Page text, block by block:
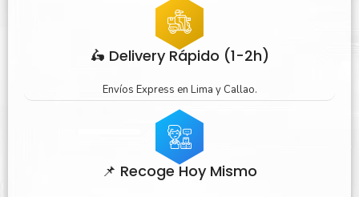
🛵 Delivery Rápido (1-2h)
Envíos Express en Lima y Callao.
📌 Recoge Hoy Mismo